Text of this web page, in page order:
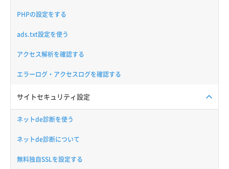
PHPの設定をする
ads.txt設定を使う
アクセス解析を確認する
エラーログ・アクセスログを確認する
サイトセキュリティ設定
ネットde診断を使う
ネットde診断について
無料独自SSLを設定する